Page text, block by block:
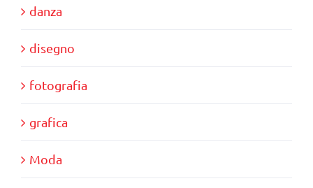
danza
disegno
fotografia
grafica
Moda